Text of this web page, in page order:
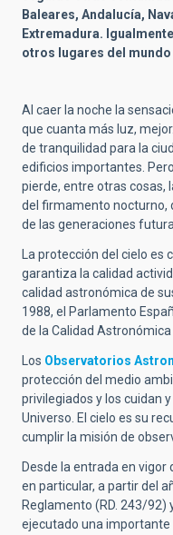
Baleares, Andalucía,
Extremadura.
otros lugares del mundo
Al caer la noche la
que cuanta más luz,
de tranquilidad para la
edificios importantes.
pierde, entre otras cosas,
del firmamento nocturno,
de las generaciones
La protección del cielo es
garantiza la calidad
calidad astronómica de
1988, el Parlamento
de la Calidad
Los Observatorios
protección del medio
privilegiados y los cuidan
Universo. El cielo es su
cumplir la misión de
Desde la entrada en vigor
en particular, a partir del
Reglamento (RD. 243/92)
ejecutado una